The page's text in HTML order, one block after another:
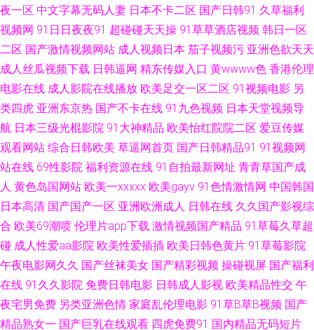
频 欧美干b网 青娱乐成人在线 久热大香蕉 三级东京热 伊人婷婷大香蕉 97色
无码三极 91成人蜜桃在线 97福利射 肏屄网站 福利在线92 国产自啪视频 久
久国内精品 久草性爱短视频 天堂AV毛 麻豆专区 午夜三级大片 91熟女中文字
幕 国产区在线 激情在线QVD 色色日本精品 中文字幕狠狠干 91香蕉碰 操人
妻11234 国产资源自拍 欧美丁香园婷婷 丝袜脚交网站91 97干97色 丁香7月
操碰视频 av理论片在线 国产精品第八区 极品色av影院 欧美A片高清视频 午
夜成人久草视频 91探花偷拍视频 国产久久视频 欧洲精品久久 婷婷五月天色
色 91情侣操逼 国产精品欧美日韩 青娱乐三级 岛国电影导航 精品不卡视屏
夜一区 中文字幕无码人妻 日本不卡二区 国产日韩91 久草福利
视频网 91日日夜夜91 超碰碰天天操 91草草酒店视频 韩日一区
二区 国产激情视频网站 成人视频日本 茄子视频污 亚洲色欲天天
成人丝瓜视频下载 日韩逼网 精东传媒入口 黄wwww色 香港伦理
电影在线 成人影院在线播放 欧美足交一区二区 91视频电影 另
类四虎 亚洲东京热 国产不卡在线 91九色视频 日本天堂视频导
航 日本三级光棍影院 91大神精品 欧美怡红院院二区 爱豆传媒
观看网站 综合日韩欧美 草逼网首页 国产日韩精品91 91视频网
站在线 69性影院 福利资源在线 91自拍最新网址 青青草国产成
人 黄色岛国网站 欧美一xxxxx 欧美gayv 91色情激情网 中国韩国
日本高清 国产国产一区 亚洲欧洲成人 日韩在线 久久国产影视综
合 欧美69潮喷 伦理片app下载 激情视频国产精品 91草莓久草超
碰 成人性爱aa影院 欧美性爱插插 欧美日韩色黄片 91草莓影院
午夜电影网久久 国产丝袜美女 国产精彩视频 操碰视屏 国产福利
在线 91久久影院 免费日韩电影 日韩成人影视 欧美精品性交 午
夜宅男免费 另类亚洲色情 家庭乱伦理电影 91草B草B视频 国产
精品熟女一 国产巨乳在线观看 四虎免费91 国内精品无码短片